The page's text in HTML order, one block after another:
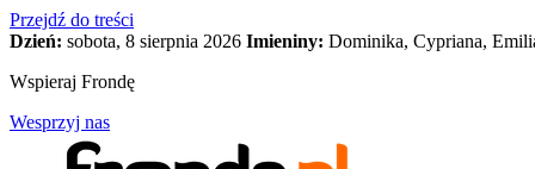
Przejdź do treści
Dzień: sobota, 8 sierpnia 2026 Imieniny: Dominika, Cypriana,
Wspieraj Frondę
Wesprzyj nas